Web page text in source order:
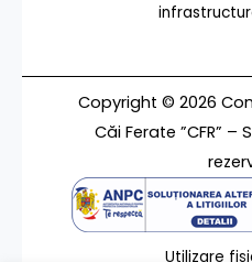
Copyright © 2026
Căi Ferate ”CFR” –
Utilizare